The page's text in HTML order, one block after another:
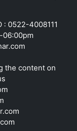
: 0522-4008111
06:00pm
the content on